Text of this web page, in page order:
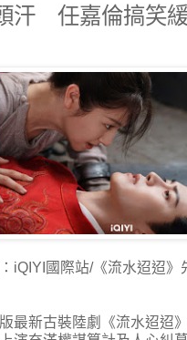
汗 任嘉倫搞笑
：iQIYI國際站/《流水迢迢
最新古裝陸劇《流水迢迢